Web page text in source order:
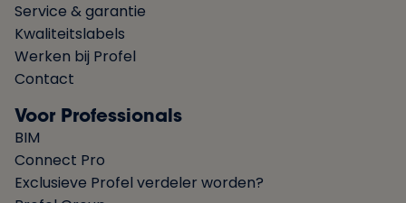
Service & garantie
Kwaliteitslabels
Werken bij Profel
Contact
Voor Professionals
BIM
Connect Pro
Exclusieve Profel verdeler worden?